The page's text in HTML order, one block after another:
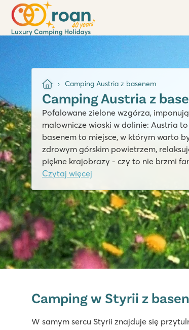
Camping Austria z basenem
Camping Austria z
Pofalowane zielone wzgórza,
malownicze wioski w dolinie: Austria
basenem to miejsce, w którym warto
zdrowym górskim powietrzem,
piękne krajobrazy - czy to nie brzmi
Czytaj więcej
Austria - - Styria - St. Peter am Kammersberg
Camping w Styrii z
W samym sercu Styrii znajduje się